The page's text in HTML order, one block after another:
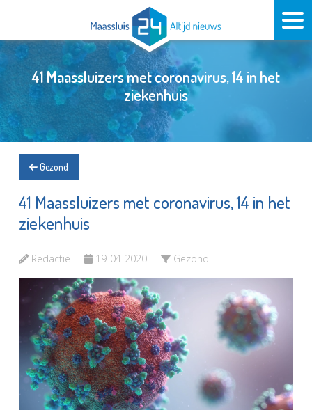
41 Maassluizers met coronavirus, 14 in het
ziekenhuis
Gezond
41 Maassluizers met coronavirus, 14 in het
ziekenhuis
Redactie 19-04-2020 Gezond